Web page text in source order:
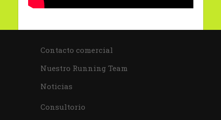
Contacto comercial
Nuestro Running Team
Noticias
Consultorio